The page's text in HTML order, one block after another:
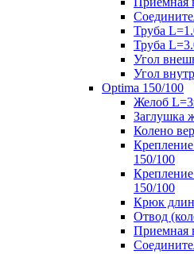
Труба
Труба
Угол
Угол
Optima 150/100
Желоб
Заглушка
Колено
150/100
150/100
Крюк
Отвод
Приемная